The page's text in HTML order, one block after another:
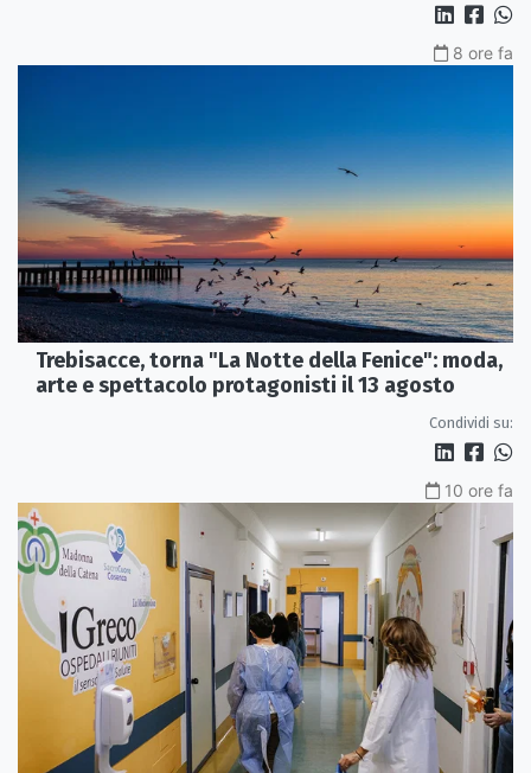
8 ore fa
Trebisacce, torna "La Notte della Fenice": moda,
arte e spettacolo protagonisti il 13 agosto
Condividi su:
10 ore fa